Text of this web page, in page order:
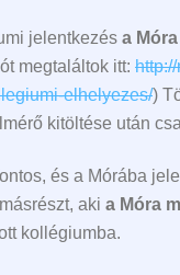
jelentkezés a
megtaláltok itt:
elhelyezes/)
kitöltése után
és a Mórába
aki a Móra
kollégiumba.